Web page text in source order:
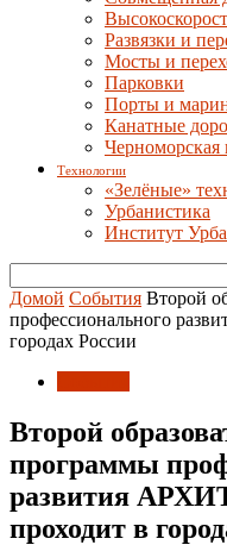
Развязки и
Мосты и
Парковки
Порты и
Канатные
Черноморская
Технологии
«Зелёные»
Урбанистика
Институт
Домой События Второй
профессионального
городах России
Второй
программы
развития
проходит в